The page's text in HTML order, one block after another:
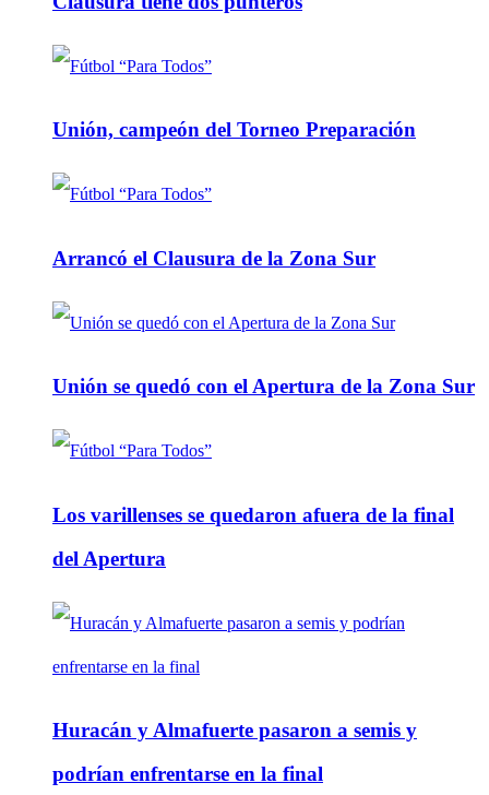
Unión, campeón del Torneo Preparación
Arrancó el Clausura de la Zona Sur
Unión se quedó con el Apertura de la Zona Sur
Los varillenses se quedaron afuera de la final
del Apertura
Huracán y Almafuerte pasaron a semis y
podrían enfrentarse en la final